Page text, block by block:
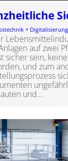
+ Digitalisierung
auf zwei
sicher sein,
und zum
und…